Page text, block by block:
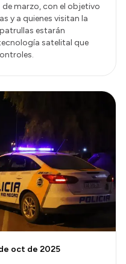
de marzo, con el objetivo
y a quienes visitan la
estarán
satelital que
oct de 2025